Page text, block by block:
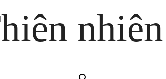
nhiên